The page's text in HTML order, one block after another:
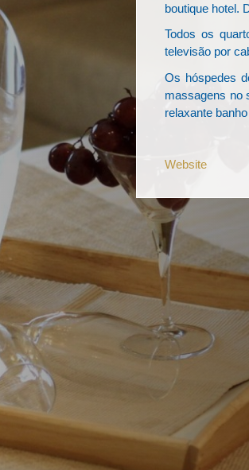
boutique hotel.
Todos os
televisão por
Os hóspedes
massagens no
relaxante
Website